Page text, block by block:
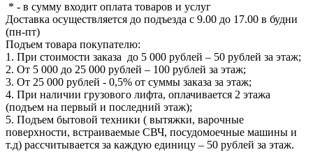
* - в сумму входит оплата товаров и услуг
Доставка осуществляется до подъезда с 9.00 до 17.00 в будни
(пн-пт)
Подъем товара покупателю:
1. При стоимости заказа до 5 000 рублей – 50 рублей за этаж;
2. От 5 000 до 25 000 рублей – 100 рублей за этаж;
3. От 25 000 рублей - 0,5% от суммы заказа за этаж;
4. При наличии грузового лифта, оплачивается 2 этажа
(подъем на первый и последний этаж);
5. Подъем бытовой техники ( вытяжки, варочные
поверхности, встраиваемые СВЧ, посудомоечные машины и
т.д) рассчитывается за каждую единицу – 50 рублей за этаж.